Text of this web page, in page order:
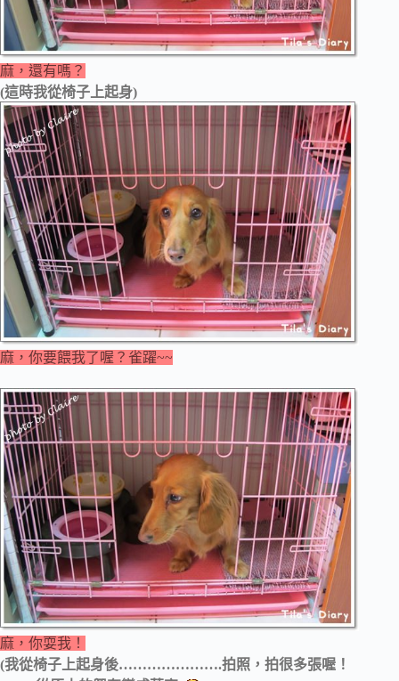
麻，還有嗎？
(這時我從椅子上起身)
麻，你要餵我了喔？雀躍~~
麻，你耍我！
(我從椅子上起身後………………….拍照，拍很多張喔！